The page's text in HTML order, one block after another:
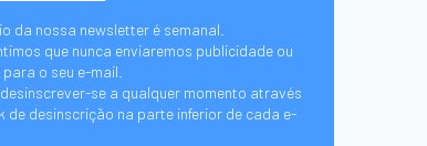
da nossa newsletter é semanal.
que nunca enviaremos publicidade ou
o seu e-mail.
se a qualquer momento através
de desinscrição na parte inferior de cada e-